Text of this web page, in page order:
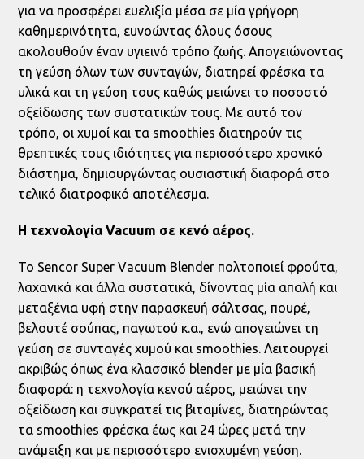
για να προσφέρει ευελιξία μέσα σε μία γρήγορη
καθημερινότητα, ευνοώντας όλους όσους
ακολουθούν έναν υγιεινό τρόπο ζωής. Απογειώνοντας
τη γεύση όλων των συνταγών, διατηρεί φρέσκα τα
υλικά και τη γεύση τους καθώς μειώνει το ποσοστό
οξείδωσης των συστατικών τους. Με αυτό τον
τρόπο, οι χυμοί και τα smoothies διατηρούν τις
θρεπτικές τους ιδιότητες για περισσότερο χρονικό
διάστημα, δημιουργώντας ουσιαστική διαφορά στο
τελικό διατροφικό αποτέλεσμα.
H τεχνολογία Vacuum σε κενό αέρος.
Το Sencor Super Vacuum Blender πολτοποιεί φρούτα,
λαχανικά και άλλα συστατικά, δίνοντας μία απαλή και
μεταξένια υφή στην παρασκευή σάλτσας, πουρέ,
βελουτέ σούπας, παγωτού κ.α., ενώ απογειώνει τη
γεύση σε συνταγές χυμού και smoothies. Λειτουργεί
ακριβώς όπως ένα κλασσικό blender με μία βασική
διαφορά: η τεχνολογία κενού αέρος, μειώνει την
οξείδωση και συγκρατεί τις βιταμίνες, διατηρώντας
τα smoothies φρέσκα έως και 24 ώρες μετά την
ανάμειξη και με περισσότερο ενισχυμένη γεύση.